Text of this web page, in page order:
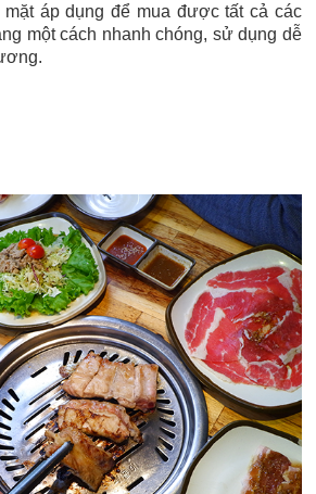
mặt áp dụng để mua được tất cả các
một cách nhanh chóng, sử dụng dễ